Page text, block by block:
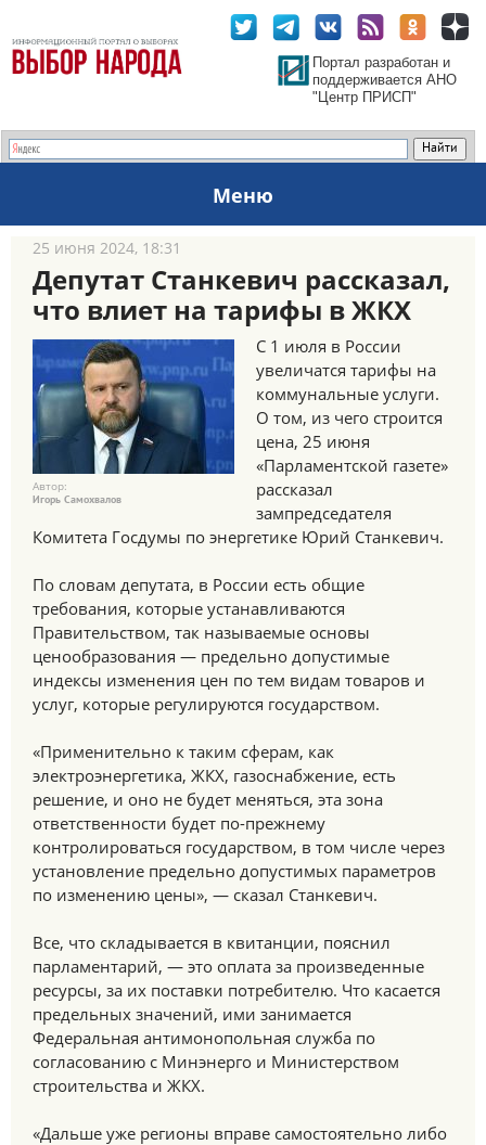
Портал разработан и
поддерживается АНО
"Центр ПРИСП"
Меню
25 июня 2024, 18:31
Депутат Станкевич рассказал,
что влиет на тарифы в ЖКХ
Автор:
Игорь Самохвалов
С 1 июля в России
увеличатся тарифы на
коммунальные услуги.
О том, из чего строится
цена, 25 июня
«Парламентской газете»
рассказал
зампредседателя
Комитета Госдумы по энергетике Юрий Станкевич.
По словам депутата, в России есть общие
требования, которые устанавливаются
Правительством, так называемые основы
ценообразования — предельно допустимые
индексы изменения цен по тем видам товаров и
услуг, которые регулируются государством.
«Применительно к таким сферам, как
электроэнергетика, ЖКХ, газоснабжение, есть
решение, и оно не будет меняться, эта зона
ответственности будет по-прежнему
контролироваться государством, в том числе через
установление предельно допустимых параметров
по изменению цены», — сказал Станкевич.
Все, что складывается в квитанции, пояснил
парламентарий, — это оплата за произведенные
ресурсы, за их поставки потребителю. Что касается
предельных значений, ими занимается
Федеральная антимонопольная служба по
согласованию с Минэнерго и Министерством
строительства и ЖКХ.
«Дальше уже регионы вправе самостоятельно либо